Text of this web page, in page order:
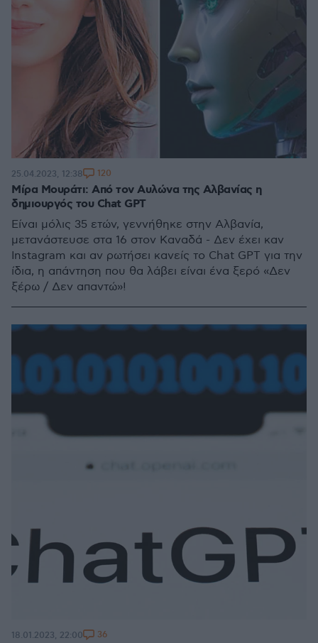
Μίρα Μουράτι: Από τον Αυλώνα της Αλβανίας η
δημιουργός του Chat GPT
Είναι μόλις 35 ετών, γεννήθηκε στην Αλβανία,
μετανάστευσε στα 16 στον Καναδά - Δεν έχει καν
Instagram και αν ρωτήσει κανείς το Chat GPT για την
ίδια, η απάντηση που θα λάβει είναι ένα ξερό «Δεν
ξέρω / Δεν απαντώ»!
25.04.2023, 12:38 120
18.01.2023, 22:00 36